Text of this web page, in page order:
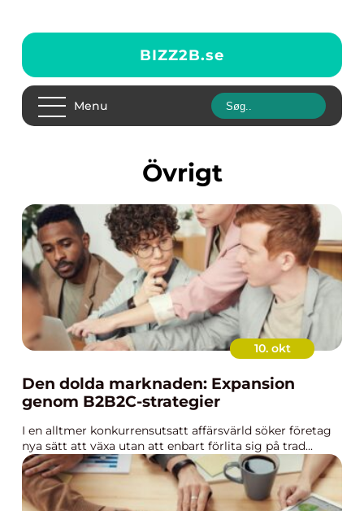
BIZZ2B.se
Menu
Övrigt
10. okt
Den dolda marknaden: Expansion
genom B2B2C-strategier
I en alltmer konkurrensutsatt affärsvärld söker företag
nya sätt att växa utan att enbart förlita sig på trad...